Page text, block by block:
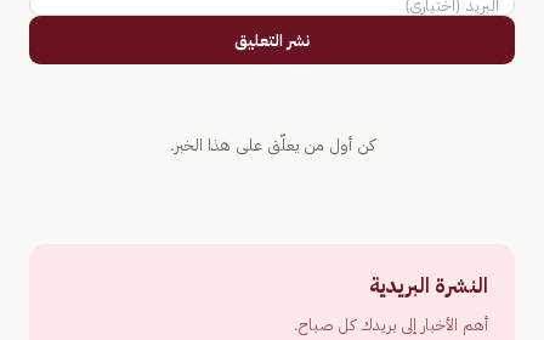
نشر التعليق
كن أول من يعلّق على هذا الخبر.
النشرة البريدية
أهم الأخبار إلى بريدك كل صباح.